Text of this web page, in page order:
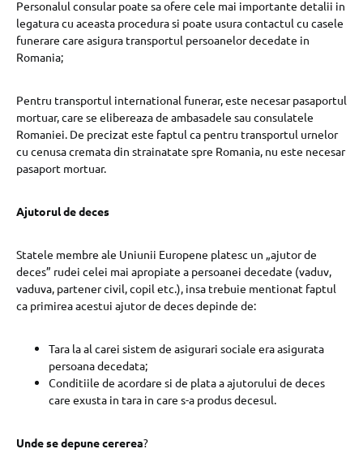
Personalul consular poate sa ofere cele mai importante detalii in
legatura cu aceasta procedura si poate usura contactul cu casele
funerare care asigura transportul persoanelor decedate in
Romania;
Pentru transportul international funerar, este necesar pasaportul
mortuar, care se elibereaza de ambasadele sau consulatele
Romaniei. De precizat este faptul ca pentru transportul urnelor
cu cenusa cremata din strainatate spre Romania, nu este necesar
pasaport mortuar.
Ajutorul de deces
Statele membre ale Uniunii Europene platesc un „ajutor de
deces” rudei celei mai apropiate a persoanei decedate (vaduv,
vaduva, partener civil, copil etc.), insa trebuie mentionat faptul
ca primirea acestui ajutor de deces depinde de:
Tara la al carei sistem de asigurari sociale era asigurata
persoana decedata;
Conditiile de acordare si de plata a ajutorului de deces
care exusta in tara in care s-a produs decesul.
Unde se depune cererea?